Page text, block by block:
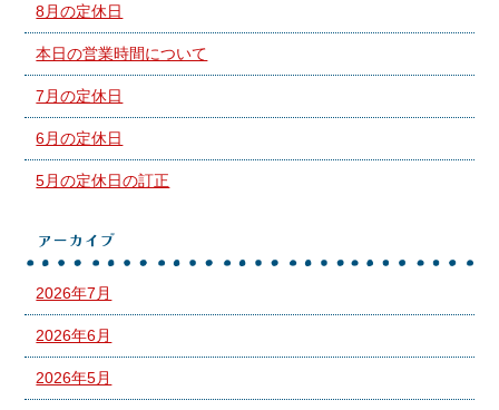
8月の定休日
本日の営業時間について
7月の定休日
6月の定休日
5月の定休日の訂正
アーカイブ
2026年7月
2026年6月
2026年5月